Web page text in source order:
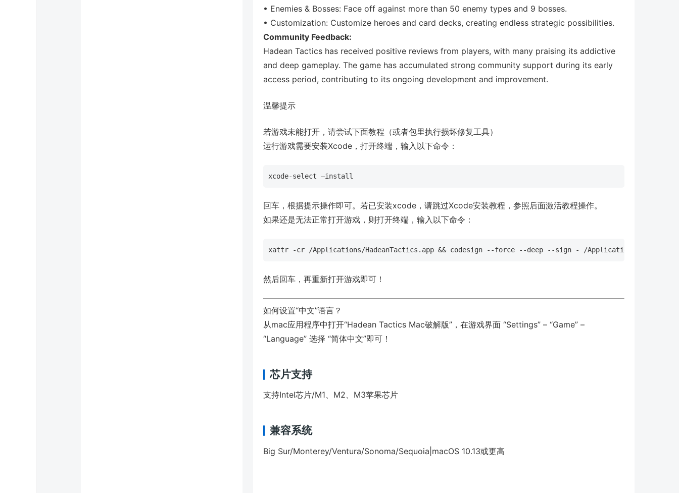
• Enemies & Bosses: Face off against more than 50 enemy types and 9 bosses.
• Customization: Customize heroes and card decks, creating endless strategic possibilities.
Community Feedback:
Hadean Tactics has received positive reviews from players, with many praising its addictive
and deep gameplay. The game has accumulated strong community support during its early
access period, contributing to its ongoing development and improvement.
温馨提示
若游戏未能打开，请尝试下面教程（或者包里执行损坏修复工具）
运行游戏需要安装Xcode，打开终端，输入以下命令：
xcode-select –install
回车，根据提示操作即可。若已安装xcode，请跳过Xcode安装教程，参照后面激活教程操作。
如果还是无法正常打开游戏，则打开终端，输入以下命令：
xattr -cr /Applications/HadeanTactics.app && codesign --force --deep --sign - /Applications/
然后回车，再重新打开游戏即可！
如何设置“中文”语言？
从mac应用程序中打开“Hadean Tactics Mac破解版”，在游戏界面 “Settings” – “Game” –
“Language” 选择 “简体中文”即可！
芯片支持
支持Intel芯片/M1、M2、M3苹果芯片
兼容系统
Big Sur/Monterey/Ventura/Sonoma/Sequoia|macOS 10.13或更高